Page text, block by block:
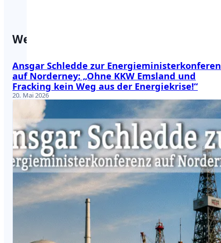
Weitere Beiträge
Ansgar Schledde zur
auf Norderney: „Ohne KKW Emsland und
Fracking kein Weg aus der Energiekrise!“
20. Mai 2026